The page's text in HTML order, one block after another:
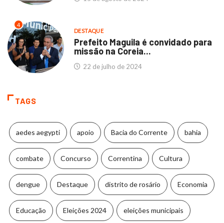
4
DESTAQUE
Prefeito Maguila é convidado para
missão na Coreia...
22 de julho de 2024
TAGS
aedes aegypti apoio Bacia do Corrente bahia
combate Concurso Correntina Cultura
dengue Destaque distrito de rosário Economia
Educação Eleições 2024 eleições municipais